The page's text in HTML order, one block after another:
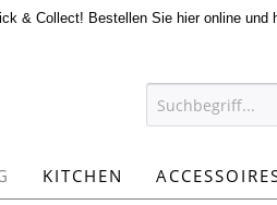
& Collect! Bestellen Sie hier online und
KITCHEN